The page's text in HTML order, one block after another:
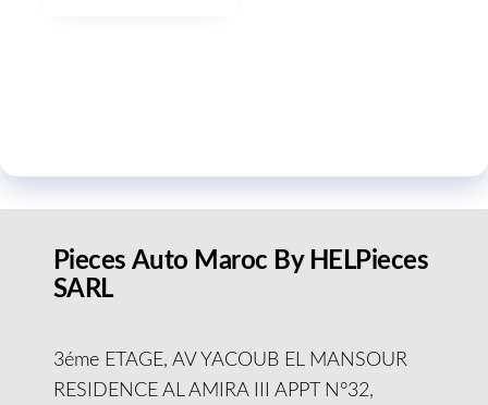
Pieces Auto Maroc By HELPieces
SARL
3éme ETAGE, AV YACOUB EL MANSOUR
RESIDENCE AL AMIRA III APPT N°32,